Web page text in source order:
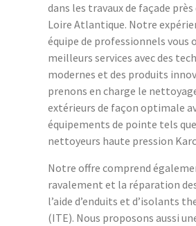
dans les travaux de façade
Loire Atlantique. Notre
équipe de professionnels vous
meilleurs services avec des
modernes et des produits
prenons en charge le
extérieurs de façon optimale
équipements de pointe tels
nettoyeurs haute pression
Notre offre comprend
ravalement et la réparation
l’aide d’enduits et d’isolants
(ITE). Nous proposons aussi